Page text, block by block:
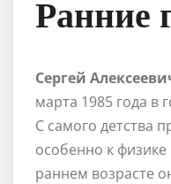
Ранние
Сергей
марта 1985 года в
С самого детства
особенно к
раннем возрасте